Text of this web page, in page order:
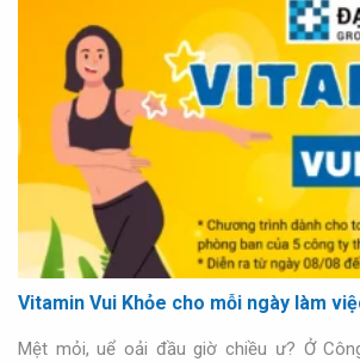
Vitamin Vui Khỏe cho mỗi ngày làm
Mệt mỏi, uể oải đầu giờ chiều ư? Ở